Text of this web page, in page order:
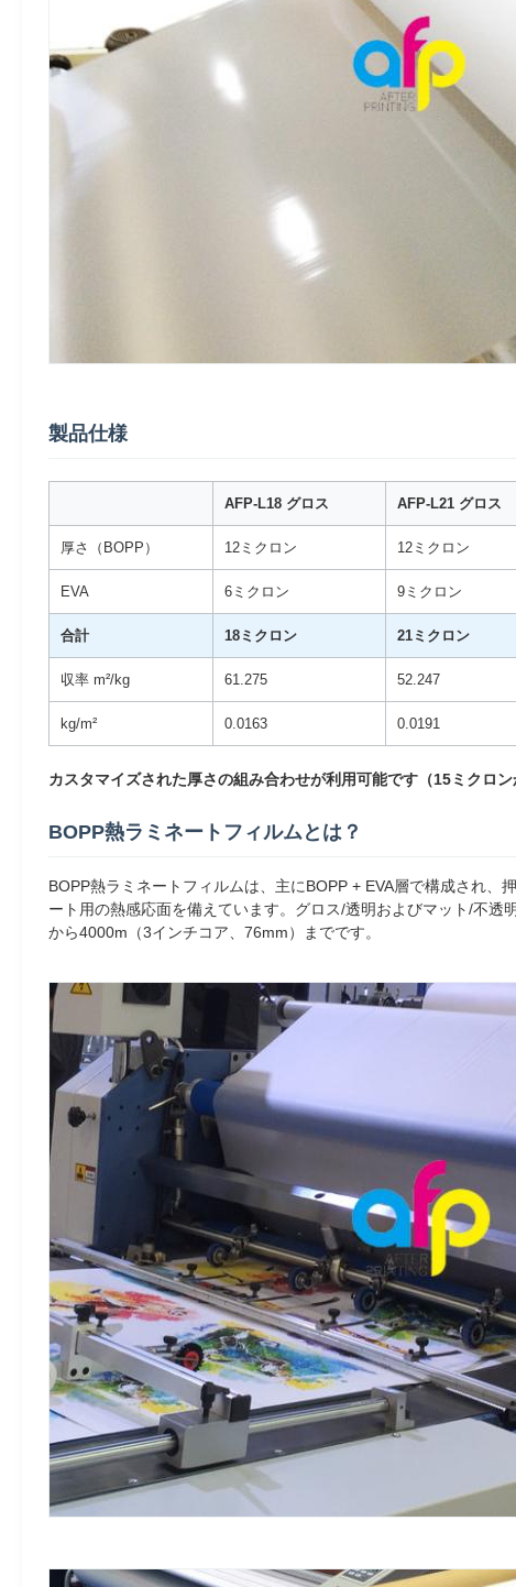
製品仕様
AFP-L18 グロス AFP-L21 グロス
厚さ（BOPP） 12ミクロン 12ミクロン
EVA 6ミクロン 9ミクロン
合計 18ミクロン 21ミクロン
収率 m²/kg 61.275 52.247
kg/m² 0.0163 0.0191
カスタマイズされた厚さの組み合わせが利用可能です（15ミクロ
BOPP熱ラミネートフィルムとは？
BOPP熱ラミネートフィルムは、主にBOPP + EVA層で構成され
ート用の熱感応面を備えています。グロス/透明およびマット/不
から4000m（3インチコア、76mm）までです。